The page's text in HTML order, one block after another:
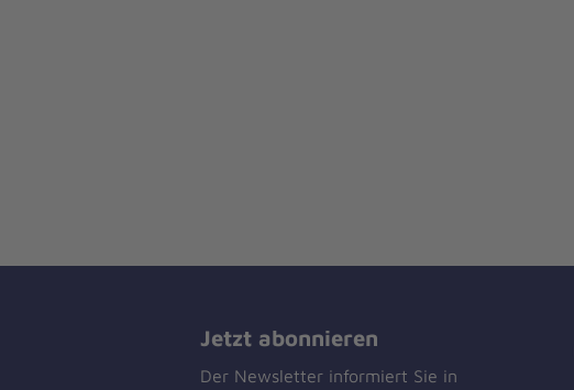
Jetzt abonnieren
Der Newsletter informiert Sie in